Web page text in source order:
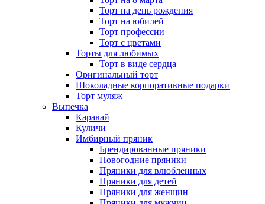
Торт на день рождения
Торт на юбилей
Торт профессии
Торт с цветами
Торты для любимых
Торт в виде сердца
Оригинальный торт
Шоколадные корпоративные подарки
Торт муляж
Выпечка
Каравай
Куличи
Имбирный пряник
Брендированные пряники
Новогодние пряники
Пряники для влюбленных
Пряники для детей
Пряники для женщин